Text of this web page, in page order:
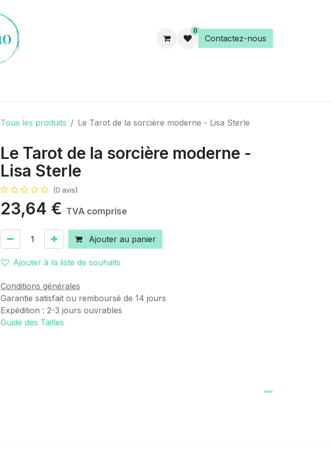
0
Contactez-nous
Tous les produits Le Tarot de la sorcière moderne - Lisa Sterle
Le Tarot de la sorcière moderne -
Lisa Sterle
(0 avis)
23,64 € TVA comprise
Ajouter au panier
Ajouter à la liste de souhaits
Conditions générales
Garantie satisfait ou remboursé de 14 jours
Expédition : 2-3 jours ouvrables
Guide des Tailles